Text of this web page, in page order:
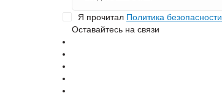
Я прочитал Политика безопасности
Оставайтесь на связи